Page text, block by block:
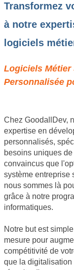
Transformez
à notre
logiciels
Logiciels Métier
Personnalisée
Chez GoodallDev,
expertise en
personnalisés,
besoins uniques
convaincus que
système entreprise
nous sommes là
grâce à notre
informatiques.
Notre but est
mesure pour
compétitivité de
que la digitalisation